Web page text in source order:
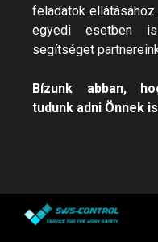
feladatok
egyedi esetben
segítséget
Bízunk abban,
tudunk adni Önnek